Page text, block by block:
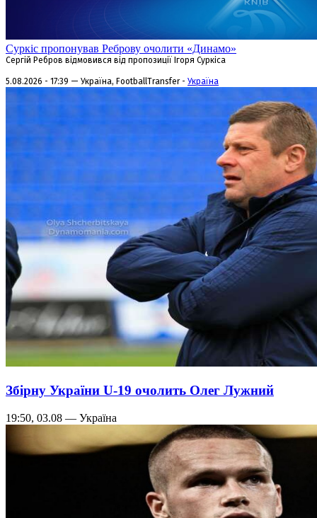
Суркіс пропонував Реброву очолити «Динамо»
Сергій Ребров відмовився від пропозиції Ігоря Суркіса
5.08.2026 - 17:39 — Україна, FootballTransfer - Україна
Збірну України U-19 очолить Олег Лужний
19:50, 03.08 — Україна